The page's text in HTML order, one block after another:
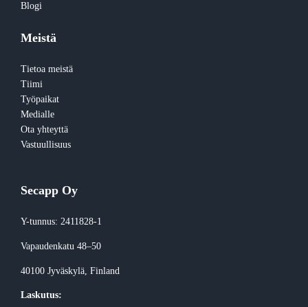
Blogi
Meistä
Tietoa meistä
Tiimi
Työpaikat
Medialle
Ota yhteyttä
Vastuullisuus
Secapp Oy
Y-tunnus: 2411828-1
Vapaudenkatu 48–50
40100 Jyväskylä, Finland
Laskutus: